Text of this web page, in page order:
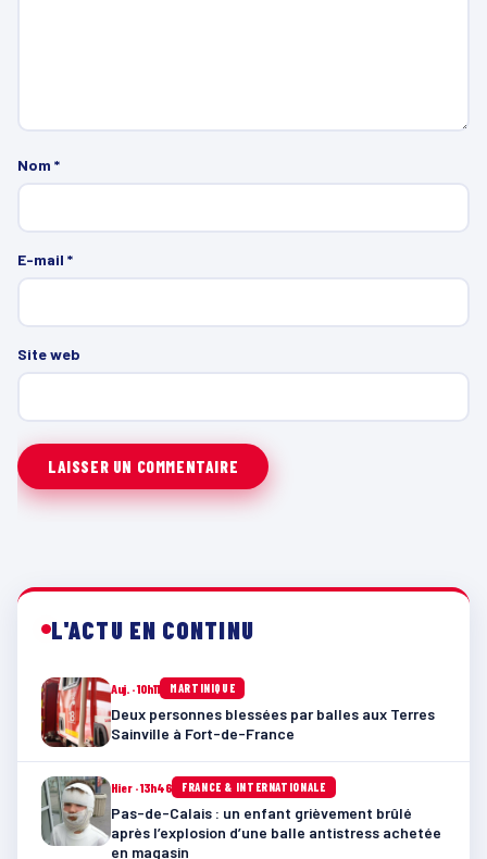
Nom *
E-mail *
Site web
L'ACTU EN CONTINU
Auj. · 10h11 MARTINIQUE
Deux personnes blessées par balles aux Terres
Sainville à Fort-de-France
Hier · 13h46 FRANCE & INTERNATIONALE
Pas-de-Calais : un enfant grièvement brûlé
après l’explosion d’une balle antistress achetée
en magasin